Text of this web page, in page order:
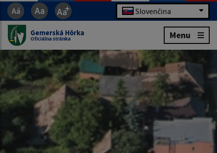
Slovenčina
Gemerská Hôrka
Oficiálna stránka Menu